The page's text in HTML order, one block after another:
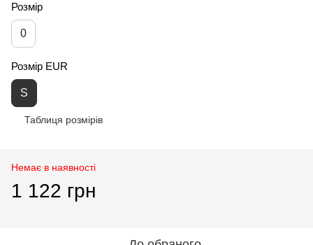
Розмір
0
Розмір EUR
S
Таблиця розмірів
Немає в наявності
1 122 грн